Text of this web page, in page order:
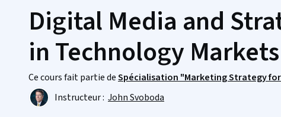
Digital Media and
in Technology Markets
Ce cours fait partie deSpécialisation "Marketing Strategy
Instructeur : John Svoboda